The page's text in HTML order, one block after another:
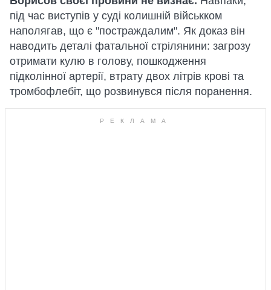
під час виступів у суді колишній військком
наполягав, що є "постраждалим". Як доказ він
наводить деталі фатальної стрілянини: загрозу
отримати кулю в голову, пошкодження
підколінної артерії, втрату двох літрів крові та
тромбофлебіт, що розвинувся після поранення.